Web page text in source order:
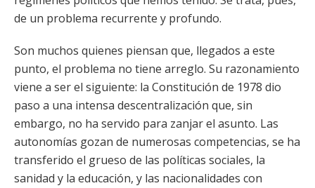
de un problema recurrente y profundo.
Son muchos quienes piensan que, llegados a este
punto, el problema no tiene arreglo. Su razonamiento
viene a ser el siguiente: la Constitución de 1978 dio
paso a una intensa descentralización que, sin
embargo, no ha servido para zanjar el asunto. Las
autonomías gozan de numerosas competencias, se ha
transferido el grueso de las políticas sociales, la
sanidad y la educación, y las nacionalidades con